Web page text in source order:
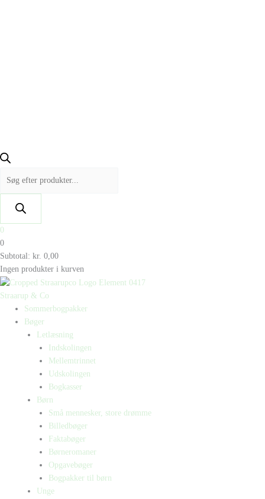
0
0
Subtotal: kr. 0,00
Ingen produkter i kurven
Straarup & Co
Sommerbogpakker
Bøger
Letlæsning
Indskolingen
Mellemtrinnet
Udskolingen
Bogkasser
Børn
Små mennesker, store drømme
Billedbøger
Faktabøger
Børneromaner
Opgavebøger
Bogpakker til børn
Unge